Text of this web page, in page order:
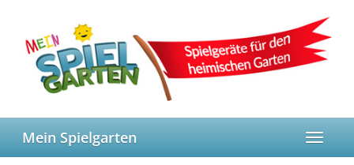
content
Toggle
Mein Spielgarten